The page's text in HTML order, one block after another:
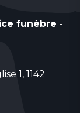
funèbre -
1, 1142